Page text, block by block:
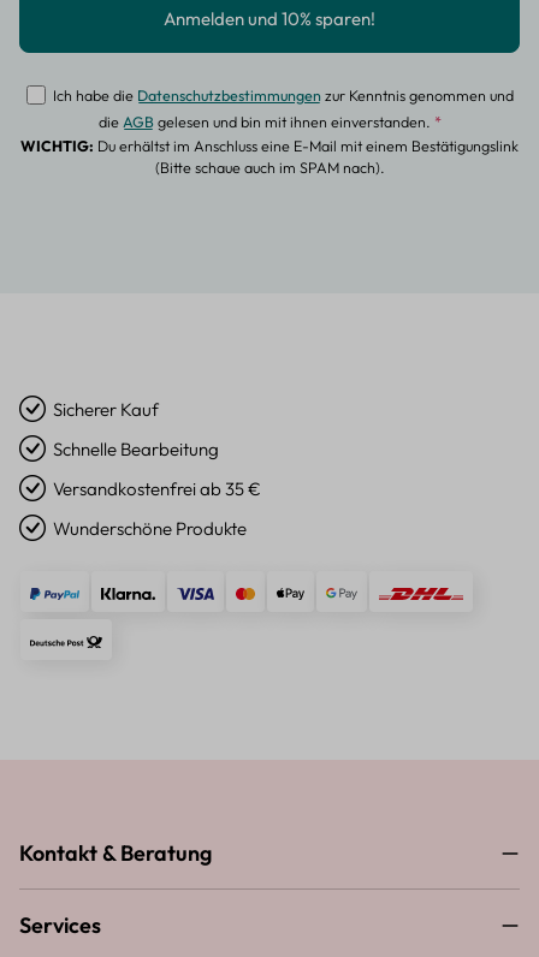
Ich habe die Datenschutzbestimmungenzur Kenntnis genommen und
dieAGBgelesen und bin mit ihnen einverstanden. *
WICHTIG: Du erhältst im Anschluss eine E-Mail mit einem Bestätigungslink
(Bitte schaue auch im SPAM nach).
Sicherer Kauf
Schnelle Bearbeitung
Versandkostenfrei ab 35 €
Wunderschöne Produkte
Kontakt & Beratung
Services